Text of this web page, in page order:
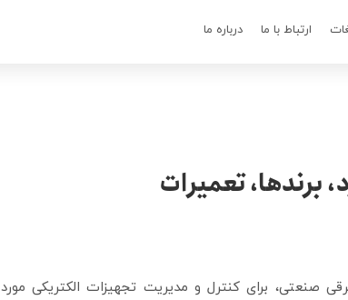
ارتباط با ما درباره ما
برندها، تعمیرات
صنعتی، برای کنترل و مدیریت تجهیزات الکتریکی مورد